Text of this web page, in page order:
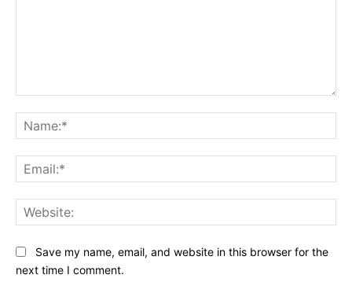
Save my name, email, and website in this browser for the
next time I comment.